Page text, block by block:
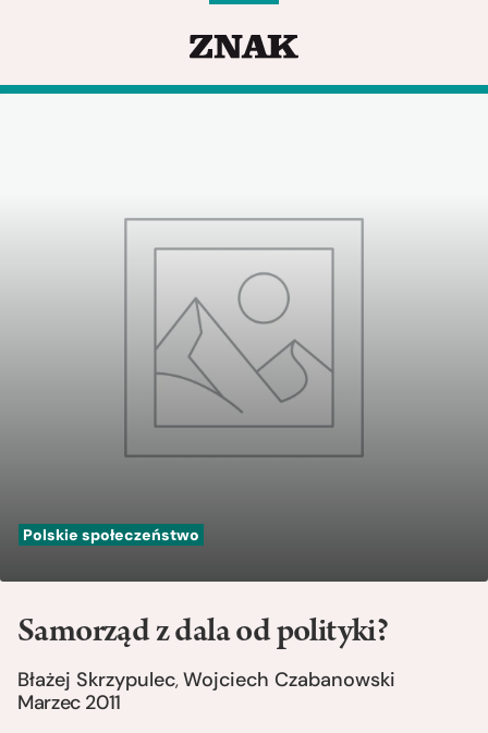
Polskie społeczeństwo
Samorząd z dala od polityki?
Błażej Skrzypulec,Wojciech Czabanowski
Marzec 2011